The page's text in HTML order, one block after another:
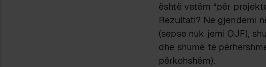
është vetëm “për
Rezultati? Ne gjendemi
(sepse nuk jemi OJF),
dhe shumë të
përkohshëm).